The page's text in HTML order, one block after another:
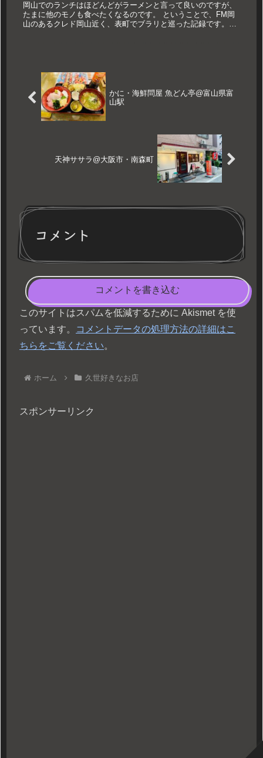
岡山でのランチはほどんどがラーメンと言って良いのですが、
たまに他のモノも食べたくなるのです。 ということで、FM岡
山のあるクレド岡山近く、表町でブラリと巡った記録です。
かに・海鮮問屋 魚どん亭@富山県富
山駅
天神ササラ@大阪市・南森町
コメント
コメントを書き込む
このサイトはスパムを低減するために Akismet を使
っています。
コメントデータの処理方法の詳細はこ
ちらをご覧ください。
ホーム 久世好きなお店
スポンサーリンク